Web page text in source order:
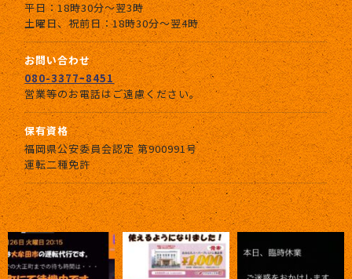
平日：18時30分～翌3時
土曜日、祝前日：18時30分〜翌4時
お問い合わせ
080-3377ｰ8451
営業等のお電話はご遠慮ください。
保有資格
福岡県公安委員会認定 第900991号
運転二種免許